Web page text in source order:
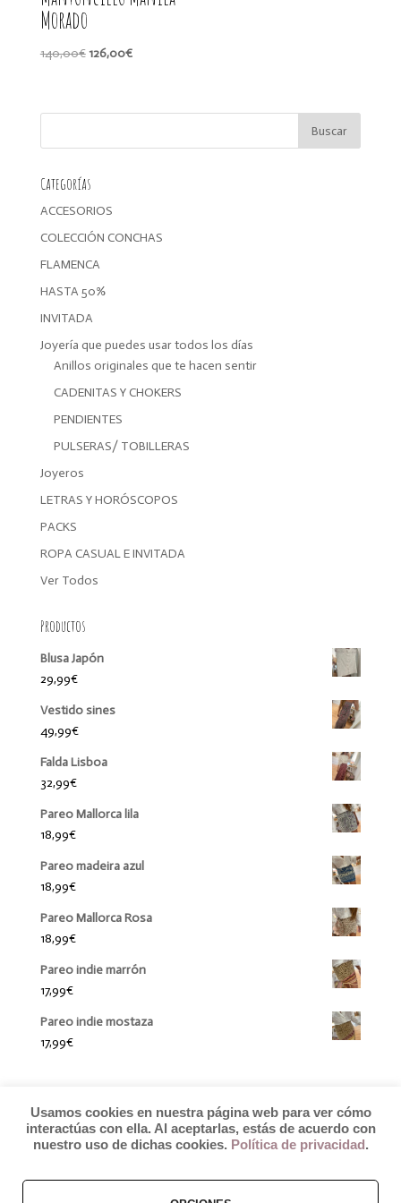
Morado
140,00€El
era:
126,00€El
es:
Categorías
ACCESORIOS
COLECCIÓN CONCHAS
FLAMENCA
HASTA 50%
INVITADA
Joyería que puedes usar todos los días
Anillos originales que te hacen sentir
CADENITAS Y CHOKERS
PENDIENTES
PULSERAS/ TOBILLERAS
Joyeros
LETRAS Y HORÓSCOPOS
PACKS
ROPA CASUAL E INVITADA
Ver Todos
Productos
Blusa Japón
29,99€
Vestido sines
49,99€
Falda Lisboa
32,99€
Pareo Mallorca lila
18,99€
Pareo madeira azul
18,99€
Pareo Mallorca Rosa
18,99€
Pareo indie marrón
17,99€
Pareo indie mostaza
17,99€
Usamos cookies en nuestra página web para ver cómo
interactúas con ella. Al aceptarlas, estás de acuerdo con
nuestro uso de dichas cookies. Política de privacidad .